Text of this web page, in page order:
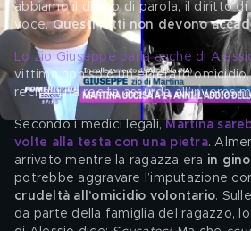
abbiamo il diritto di parola, il diritto di
voce. Questi fatti non devono
Lo zio Giuseppe parla anche di
vittima non solo un efferato
recita, una recita assurda
Secondo i medici legali, Martina
volte alla testa con una pietra.
arrivato mentre la ragazza era in
potrebbe aggravare l’imputazione
crudeltà all’omicidio volontario.
da parte della famiglia del ragazzo,